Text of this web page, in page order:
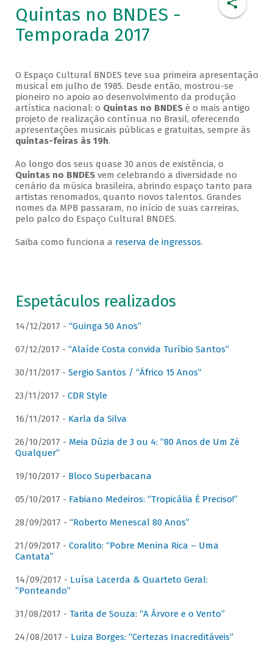
Quintas no BNDES -
Temporada 2017
O Espaço Cultural BNDES teve sua primeira apresentação
musical em julho de 1985. Desde então, mostrou-se
pioneiro no apoio ao desenvolvimento da produção
artística nacional: o Quintas no BNDESé o mais antigo
projeto de realização contínua no Brasil, oferecendo
apresentações musicais públicas e gratuitas, sempre às
quintas-feiras às 19h.
Ao longo dos seus quase 30 anos de existência, o
Quintas no BNDESvem celebrando a diversidade no
cenário da música brasileira, abrindo espaço tanto para
artistas renomados, quanto novos talentos. Grandes
nomes da MPB passaram, no início de suas carreiras,
pelo palco do Espaço Cultural BNDES.
Saiba como funciona a reserva de ingressos.
Espetáculos realizados
14/12/2017 - “Guinga 50 Anos”
07/12/2017 - “Alaíde Costa convida Turíbio Santos”
30/11/2017 - Sergio Santos / “Áfrico 15 Anos”
23/11/2017 - CDR Style
16/11/2017 - Karla da Silva
26/10/2017 - Meia Dúzia de 3 ou 4: “80 Anos de Um Zé
Qualquer”
19/10/2017 - Bloco Superbacana
05/10/2017 - Fabiano Medeiros: “Tropicália É Preciso!”
28/09/2017 - “Roberto Menescal 80 Anos”
21/09/2017 - Coralito: “Pobre Menina Rica – Uma
Cantata”
14/09/2017 - Luísa Lacerda & Quarteto Geral:
“Ponteando”
31/08/2017 - Tarita de Souza: “A Árvore e o Vento”
24/08/2017 - Luiza Borges: “Certezas Inacreditáveis”